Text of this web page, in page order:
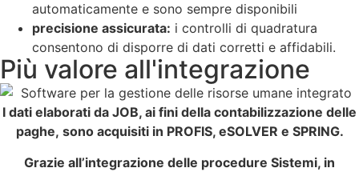
automaticamente e sono sempre disponibili
precisione assicurata: i controlli di quadratura
consentono di disporre di dati corretti e affidabili.
Più valore all'integrazione
I dati elaborati da JOB, ai fini della contabilizzazione delle
paghe, sono acquisiti in PROFIS, eSOLVER e SPRING.
Grazie all’integrazione delle procedure Sistemi, in